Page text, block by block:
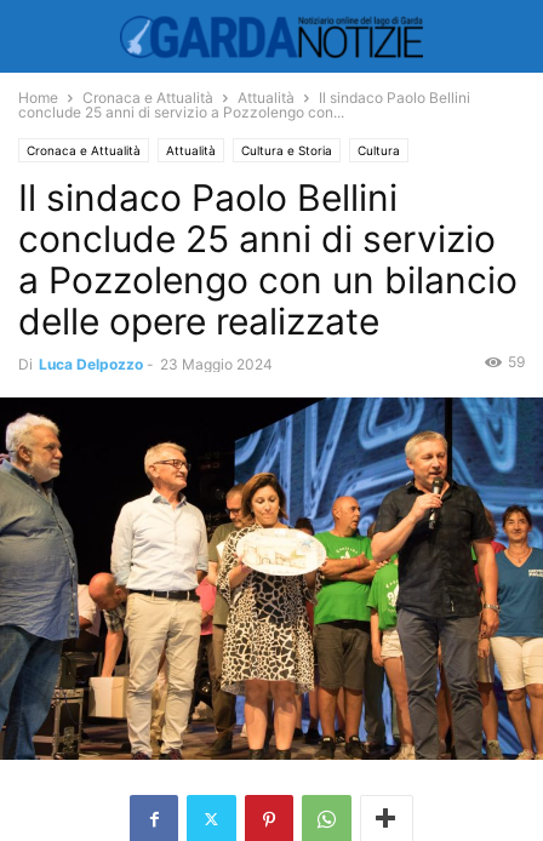
Home Cronaca e Attualità Attualità
Il sindaco Paolo Bellini
conclude 25 anni di servizio a Pozzolengo con...
Cronaca e Attualità Attualità Cultura e Storia Cultura
Manifestazioni Varie
Il sindaco Paolo Bellini
conclude 25 anni di servizio
a Pozzolengo con un bilancio
delle opere realizzate
Di Luca Delpozzo - 23 Maggio 2024 59